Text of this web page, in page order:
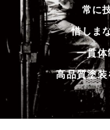
常に
惜しま
一貫体
高品質塗